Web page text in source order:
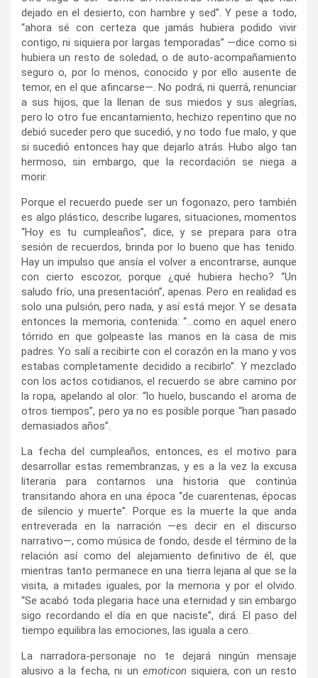
dejado en el desierto, con hambre y sed”. Y pese a todo,
“ahora sé con certeza que jamás hubiera podido vivir
contigo, ni siquiera por largas temporadas” —dice como si
hubiera un resto de soledad, o de auto-acompañamiento
seguro o, por lo menos, conocido y por ello ausente de
temor, en el que afincarse—. No podrá, ni querrá, renunciar
a sus hijos, que la llenan de sus miedos y sus alegrías,
pero lo otro fue encantamiento, hechizo repentino que no
debió suceder pero que sucedió, y no todo fue malo, y que
si sucedió entonces hay que dejarlo atrás. Hubo algo tan
hermoso, sin embargo, que la recordación se niega a
morir.
Porque el recuerdo puede ser un fogonazo, pero también
es algo plástico, describe lugares, situaciones, momentos
“Hoy es tu cumpleaños”, dice, y se prepara para otra
sesión de recuerdos, brinda por lo bueno que has tenido.
Hay un impulso que ansía el volver a encontrarse, aunque
con cierto escozor, porque ¿qué hubiera hecho? “Un
saludo frío, una presentación”, apenas. Pero en realidad es
solo una pulsión, pero nada, y así está mejor. Y se desata
entonces la memoria, contenida: “…como en aquel enero
tórrido en que golpeaste las manos en la casa de mis
padres. Yo salí a recibirte con el corazón en la mano y vos
estabas completamente decidido a recibirlo”. Y mezclado
con los actos cotidianos, el recuerdo se abre camino por
la ropa, apelando al olor: “lo huelo, buscando el aroma de
otros tiempos”, pero ya no es posible porque “han pasado
demasiados años”.
La fecha del cumpleaños, entonces, es el motivo para
desarrollar estas remembranzas, y es a la vez la excusa
literaria para contarnos una historia que continúa
transitando ahora en una época “de cuarentenas, épocas
de silencio y muerte”. Porque es la muerte la que anda
entreverada en la narración —es decir en el discurso
narrativo—, como música de fondo, desde el término de la
relación así como del alejamiento definitivo de él, que
mientras tanto permanece en una tierra lejana al que se la
visita, a mitades iguales, por la memoria y por el olvido.
“Se acabó toda plegaria hace una eternidad y sin embargo
sigo recordando el día en que naciste”, dirá. El paso del
tiempo equilibra las emociones, las iguala a cero.
La narradora-personaje no te dejará ningún mensaje
alusivo a la fecha, ni un emoticonsiquiera, con un resto